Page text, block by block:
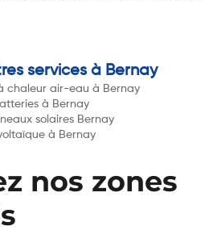
services à Bernay
chaleur air-eau à Bernay
à Bernay
solaires Bernay
à Bernay
nos zones